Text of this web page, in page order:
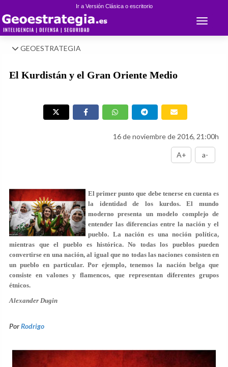
Ir a Versión Clásica o escritorio
Toggle
GEOESTRATEGIA
El Kurdistán y el Gran Oriente Medio
16 de noviembre de 2016, 21:00h
A+ a-
El primer punto que debe tenerse en cuenta es
la identidad de los kurdos. El mundo
moderno presenta un modelo complejo de
entender las diferencias entre la nación y el
pueblo. La nación es una noción política,
mientras que el pueblo es histórica. No todas los pueblos pueden
convertirse en una nación, al igual que no todas las naciones consisten en
un pueblo en particular. Por ejemplo, tenemos la nación belga que
consiste en valones y flamencos, que representan diferentes grupos
étnicos.
Alexander Dugin
PorRodrigo